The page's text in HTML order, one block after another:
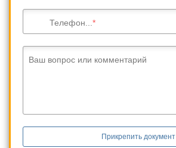
Телефон...
Ваш вопрос или комментарий
Прикрепить документ